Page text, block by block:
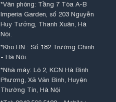
*Văn phòng: Tầng 7 Tòa A-B
Imperia Garden, số 203 Nguyễn
Huy Tưởng, Thanh Xuân, Hà
Nội.
*Kho HN : Số 182 Trường Chinh
- Hà Nội.
*Nhà máy: Lô 2, KCN Hà Bình
Phương, Xã Văn Bình, Huyện
Thường Tín, Hà Nội